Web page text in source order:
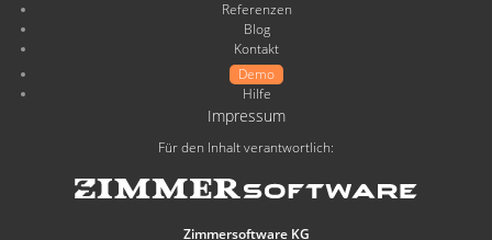
Referenzen
Blog
Kontakt
Demo
Hilfe
Impressum
Für den Inhalt verantwortlich:
Zimmersoftware KG